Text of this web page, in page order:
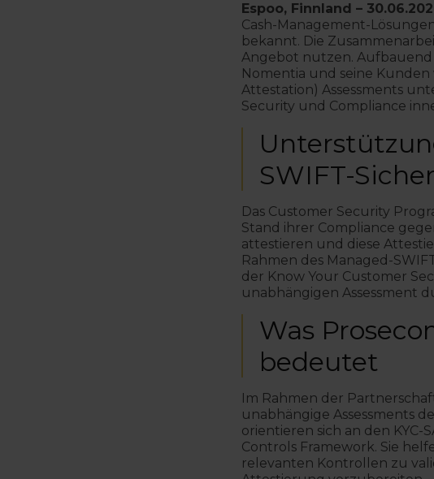
Espoo, Finnland –
Cash-Management-
bekannt. Die
Angebot nutzen.
Nomentia und seine Kunden
Attestation) Assessments
Security und Compliance
SWIFT-
Das Customer Security
Stand ihrer Compliance
attestieren und diese
Rahmen des Managed-
der Know Your Customer
unabhängigen Assessment
Was
bedeutet
Im Rahmen der
unabhängige Assessments
orientieren sich an den
Controls Framework. Sie
relevanten Kontrollen zu